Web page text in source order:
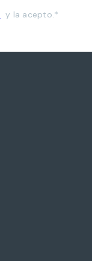
y la acepto.*